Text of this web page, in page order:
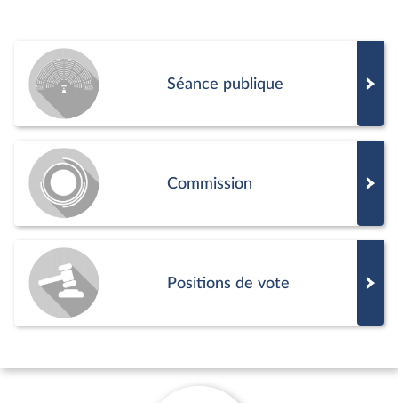
Séance publique
Commission
Positions de vote